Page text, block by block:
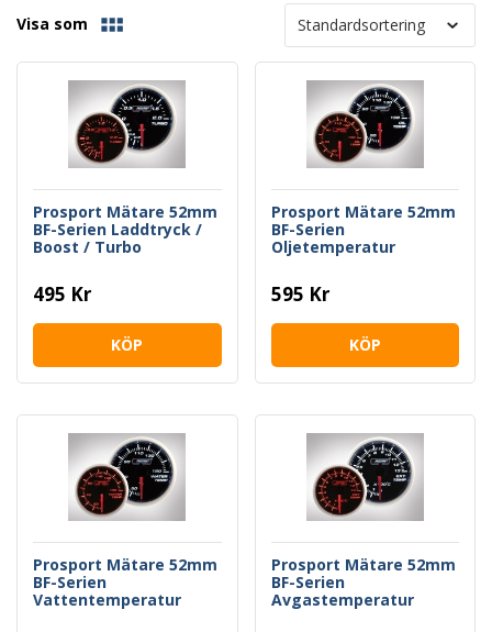
Visa som
Prosport Mätare 52mm
BF-Serien Laddtryck /
Boost / Turbo
495 Kr
KÖP
Prosport Mätare 52mm
BF-Serien
Oljetemperatur
595 Kr
KÖP
Prosport Mätare 52mm
BF-Serien
Vattentemperatur
Prosport Mätare 52mm
BF-Serien
Avgastemperatur